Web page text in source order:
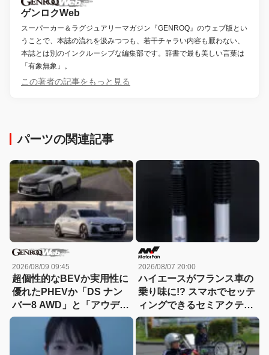
ゲンロクWeb
スーパーカー＆ラグジュアリーマガジン『GENROQ』のウェブ版とい
うことで、本誌の流れを汲みつつも、若干チャラい内容も厭わない、
本誌とは別のインクルーシブな編集部です。辞書で最も美しい言葉は
「有象無象」。
この著者の記事をもっと見る
パーツの関連記事
2026/08/09 09:45
超個性的なBEVか実用性に
優れたPHEVか「DS ナン
バー8 AWD」と「アウディ
A5 eハイブリッド」を比較
2026/08/07 20:00
ハイエースがフランス車の
乗り味に!? スマホでセッテ
ィングできるセミアクティ
ブサスペンション！カヤバ
『ActRide』が凄い